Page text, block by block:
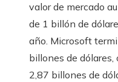
valor de mercado
de 1 billón de
año. Microsoft
billones de dólares,
2,87 billones de